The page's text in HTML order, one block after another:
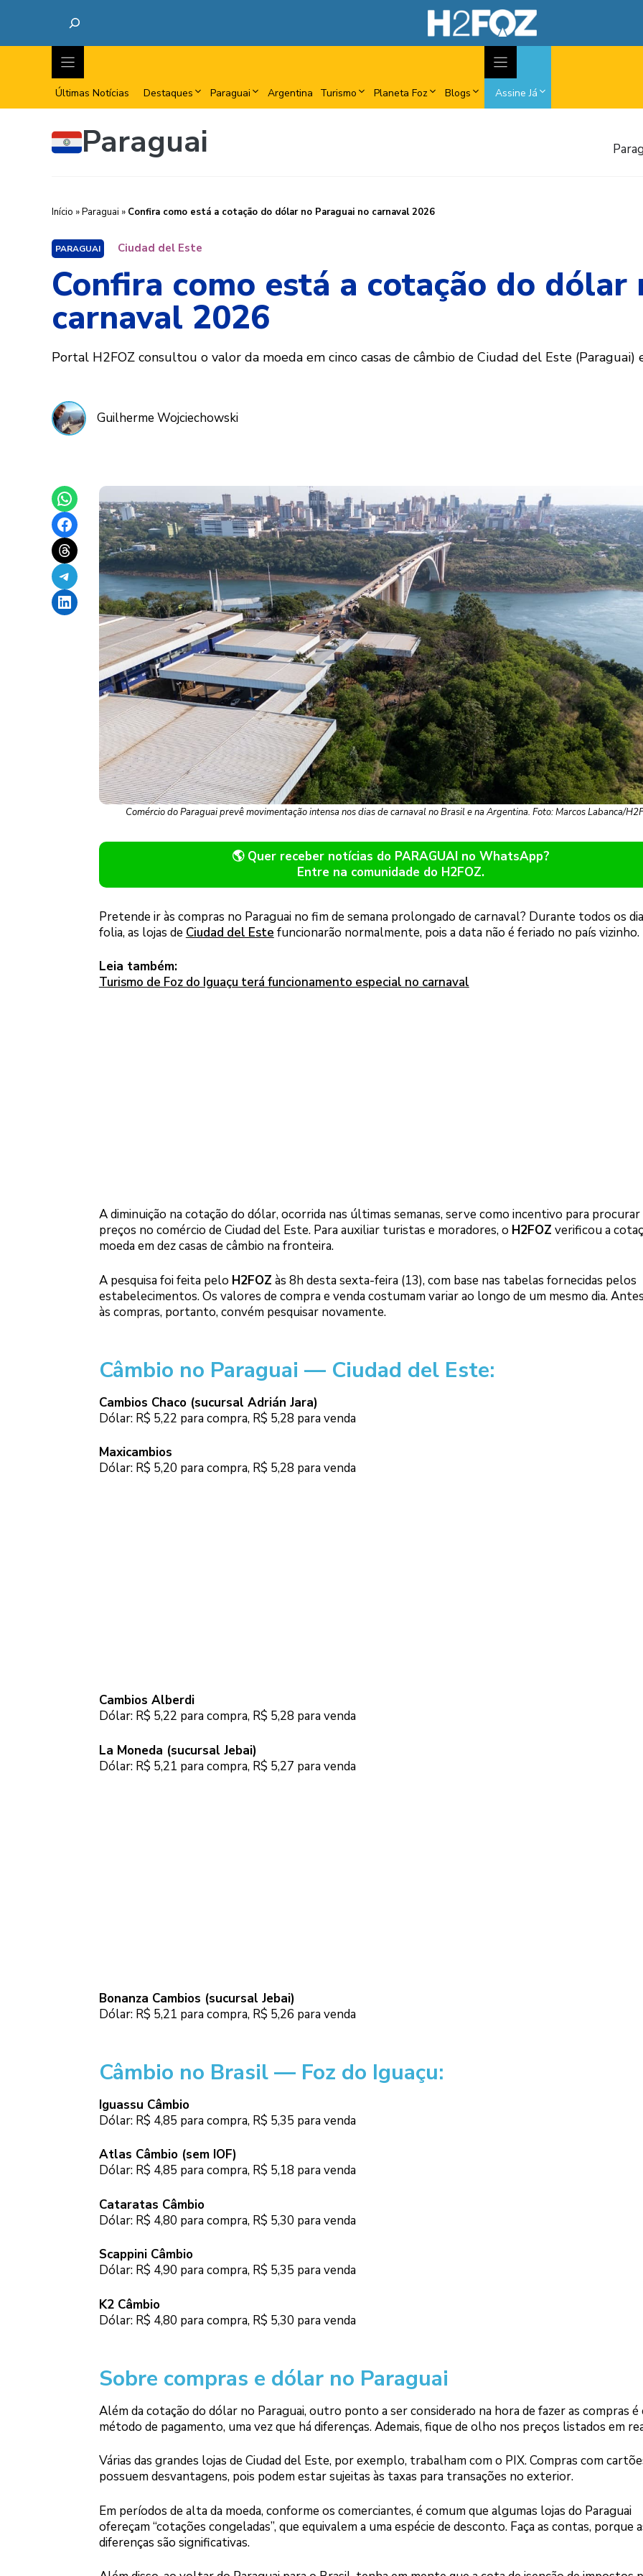
Últimas Notícias Destaques Paraguai Argentina Turismo Planeta Foz Blogs Assine Já
Paraguai
Início »Paraguai » Confira como está a cotação do dólar no Paraguai no carnaval 2026
PARAGUAI Ciudad del Este
Confira como está a cotação do dólar
carnaval 2026
Portal H2FOZ consultou o valor da moeda em cinco casas de câmbio de Ciudad del Este (Paraguai)
Guilherme Wojciechowski
Share on WhatsApp
Share on Facebook
Share on Threads
Share on Telegram
Share on LinkedIn
Comércio do Paraguai prevê movimentação intensa nos dias de carnaval no Brasil e na Argentina. Foto: Marcos Labanca/
🌎 Quer receber notícias do PARAGUAI no WhatsApp?
Entre na comunidade do H2FOZ.
Pretende ir às compras no Paraguai no fim de semana prolongado de carnaval? Durante todos os
folia, as lojas de Ciudad del Este funcionarão normalmente, pois a data não é feriado no país vizinho.
Leia também:
Turismo de Foz do Iguaçu terá funcionamento especial no carnaval
A diminuição na cotação do dólar, ocorrida nas últimas semanas, serve como incentivo para
preços no comércio de Ciudad del Este. Para auxiliar turistas e moradores, o H2FOZ verificou a
moeda em dez casas de câmbio na fronteira.
A pesquisa foi feita pelo H2FOZ às 8h desta sexta-feira (13), com base nas tabelas fornecidas pelos
estabelecimentos. Os valores de compra e venda costumam variar ao longo de um mesmo dia.
às compras, portanto, convém pesquisar novamente.
Câmbio no Paraguai — Ciudad del Este:
Cambios Chaco (sucursal Adrián Jara)
Dólar: R$ 5,22 para compra, R$ 5,28 para venda
Maxicambios
Dólar: R$ 5,20 para compra, R$ 5,28 para venda
Cambios Alberdi
Dólar: R$ 5,22 para compra, R$ 5,28 para venda
La Moneda (sucursal Jebai)
Dólar: R$ 5,21 para compra, R$ 5,27 para venda
Bonanza Cambios (sucursal Jebai)
Dólar: R$ 5,21 para compra, R$ 5,26 para venda
Câmbio no Brasil — Foz do Iguaçu:
Iguassu Câmbio
Dólar: R$ 4,85 para compra, R$ 5,35 para venda
Atlas Câmbio (sem IOF)
Dólar: R$ 4,85 para compra, R$ 5,18 para venda
Cataratas Câmbio
Dólar: R$ 4,80 para compra, R$ 5,30 para venda
Scappini Câmbio
Dólar: R$ 4,90 para compra, R$ 5,35 para venda
K2 Câmbio
Dólar: R$ 4,80 para compra, R$ 5,30 para venda
Sobre compras e dólar no Paraguai
Além da cotação do dólar no Paraguai, outro ponto a ser considerado na hora de fazer as compras é
método de pagamento, uma vez que há diferenças. Ademais, fique de olho nos preços listados em
Várias das grandes lojas de Ciudad del Este, por exemplo, trabalham com o PIX. Compras com
possuem desvantagens, pois podem estar sujeitas às taxas para transações no exterior.
Em períodos de alta da moeda, conforme os comerciantes, é comum que algumas lojas do Paraguai
ofereçam “cotações congeladas”, que equivalem a uma espécie de desconto. Faça as contas, porque
diferenças são significativas.